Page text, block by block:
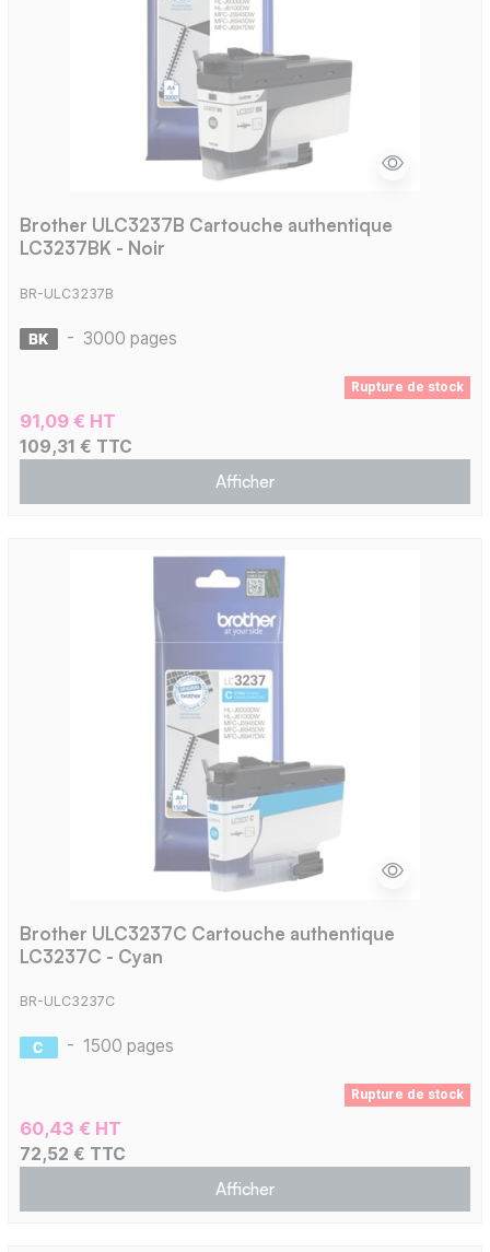
Brother ULC3237B Cartouche authentique
LC3237BK - Noir
BR-ULC3237B
- 3000 pages
Rupture de stock
91,09 € HT
109,31 € TTC
Afficher
Brother ULC3237C Cartouche authentique
LC3237C - Cyan
BR-ULC3237C
- 1500 pages
Rupture de stock
60,43 € HT
72,52 € TTC
Afficher